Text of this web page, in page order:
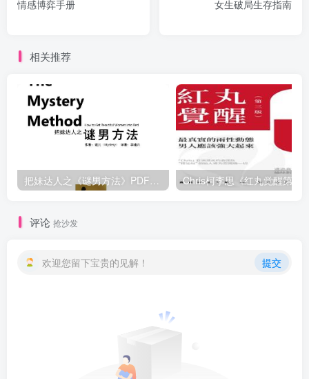
情感博弈手册
女生破局生存指南
相关推荐
评论 抢沙发
欢迎您留下宝贵的见解！ 提交